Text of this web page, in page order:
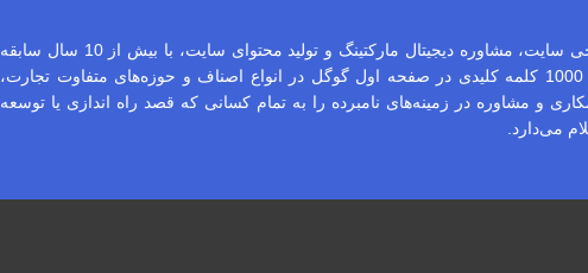
تیم مرکز سئو، متخصص سئو سایت، طراحی سایت، مشاوره دیجیتال مارکتینگ و تولید محتوای سایت، با بیش از 10 سال سابقه
در حوزه طراحی سایت و سئو، با بیش از 1000 کلمه کلیدی در صفحه اول گوگل در انواع اصناف و حوزه‌های متفاوت تجارت،
و مشاوره در زمینه‌های نامبرده را به تمام کسانی که قصد راه اندازی یا توسعه
می‌دارد.